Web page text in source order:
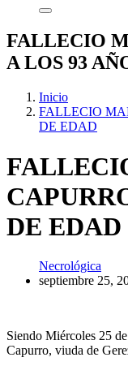
FALLECIO
A LOS 93
Inicio
FALLECIO
DE EDAD
DE EDAD
Necrológica
septiembre 25,
Siendo Miércoles 25
Capurro, viuda de